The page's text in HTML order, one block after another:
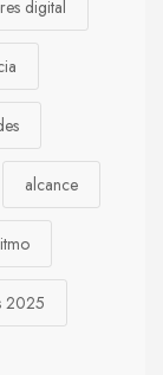
digital
alcance
2025